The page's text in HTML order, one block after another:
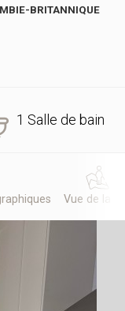
BRITANNIQUE
1 Salle de bain
Vue de la